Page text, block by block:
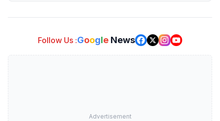
Follow Us :Google News
Advertisement